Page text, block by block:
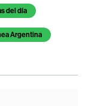
del día
Argentina